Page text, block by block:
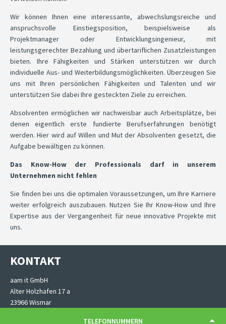
Wir können Ihnen eine interessante, abwechslungsreiche und
anspruchsvolle Einstiegsposition, beispielsweise als
Projektmanager oder Entwicklungsingenieur, mit
leistungsgerechter Bezahlung und übertariflichen Zusatzleistungen
bieten. Ihre Fähigkeiten und Stärken unterstützen wir durch
individuelle Aus- und Weiterbildungsmöglichkeiten. Überzeugen Sie
uns mit Ihren persönlichen Fähigkeiten und Talenten und wir
unterstützen Sie dabei Ihre gesteckten Ziele zu erreichen.
Absolventen ermöglichen wir nachweisbar auch Arbeitsplätze, bei
denen eigentlich erste fundierte Berufserfahrungen benötigt
werden. Hier wird auf Willen und Mut der Absolventen gesetzt, die
Aufgabe bewältigen zu können.
Das Know-How der Professionals darf in unserem
Unternehmen nicht fehlen
Sie finden bei uns die optimalen Voraussetzungen, um Ihre Karriere
weiter erfolgreich auszubauen. Nutzen Sie Ihr Know-How und Ihre
Expertise aus der Vergangenheit für neue innovative Projekte mit
uns.
KONTAKT
aam it GmbH
Alter Holzhafen 17 a
23966 Wismar
TELEFONNUMMERN